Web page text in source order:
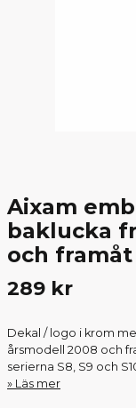
Aixam
baklucka
och framåt
289 kr
Dekal / logo i krom
årsmodell 2008 och
serierna S8, S9 och
Läs mer